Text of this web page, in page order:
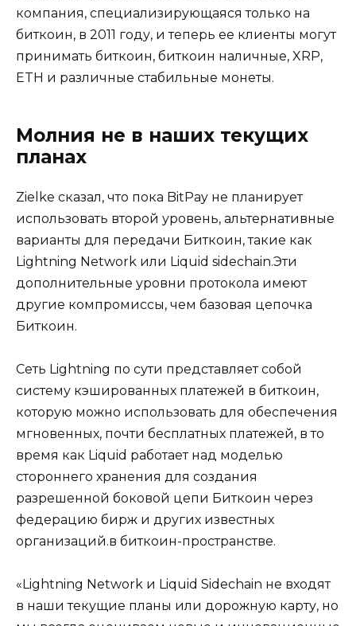
компания, специализирующаяся только на
биткоин, в 2011 году, и теперь ее клиенты могут
принимать биткоин, биткоин наличные, XRP,
ETH и различные стабильные монеты.
Молния не в наших текущих
планах
Zielke сказал, что пока BitPay не планирует
использовать второй уровень, альтернативные
варианты для передачи Биткоин, такие как
Lightning Network или Liquid sidechain.Эти
дополнительные уровни протокола имеют
другие компромиссы, чем базовая цепочка
Биткоин.
Сеть Lightning по сути представляет собой
систему кэшированных платежей в биткоин,
которую можно использовать для обеспечения
мгновенных, почти бесплатных платежей, в то
время как Liquid работает над моделью
стороннего хранения для создания
разрешенной боковой цепи Биткоин через
федерацию бирж и других известных
организаций.в биткоин-пространстве.
«Lightning Network и Liquid Sidechain не входят
в наши текущие планы или дорожную карту, но